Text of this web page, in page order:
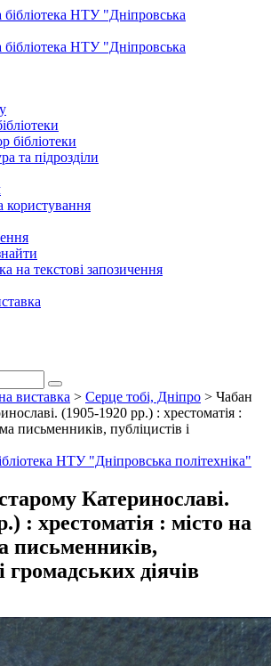
бiблiотеки
та підрозділи
користування
на текстові запозичення
виставка > Серце тобі, Дніпро > Чабан
(1905-1920 рр.) : хрестоматія :
письменників, публіцистів і
НТУ "Дніпровська політехніка"
Катеринославі.
: хрестоматія : місто на
письменників,
громадських діячів